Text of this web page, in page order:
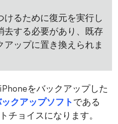
るために復元を実行し
去する必要があり、既存
ップに置き換えられま
をバックアップした
クアップソフト である
チョイスになります。